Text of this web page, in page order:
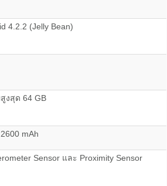
4.2.2 (Jelly Bean)
งสุด 64 GB
mAh
Sensor และ Proximity Sensor